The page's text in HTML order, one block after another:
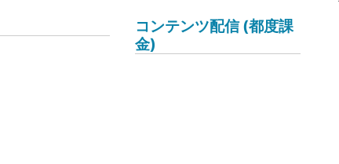
コンテンツ配信 (都度課
金)